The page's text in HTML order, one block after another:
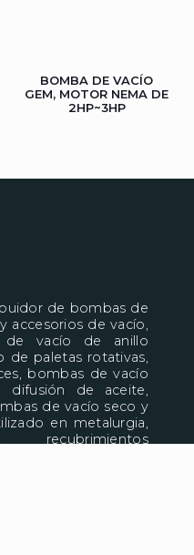
BOMBA DE VACÍO
GEM, MOTOR NEMA DE
2HP~3HP
de bombas de
accesorios de vacío,
de vacío de anillo
de paletas rotativas,
bombas de vacío
de aceite,
de vacío seco y
en metalurgia,
recubrimientos